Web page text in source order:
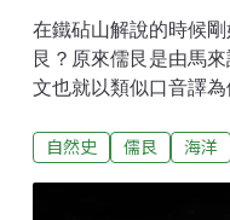
在鐵砧山解說的時候
艮？原來儒艮是由馬
文也就以類似口音譯
「海和尚」稱之：《
自然史 儒艮 海洋